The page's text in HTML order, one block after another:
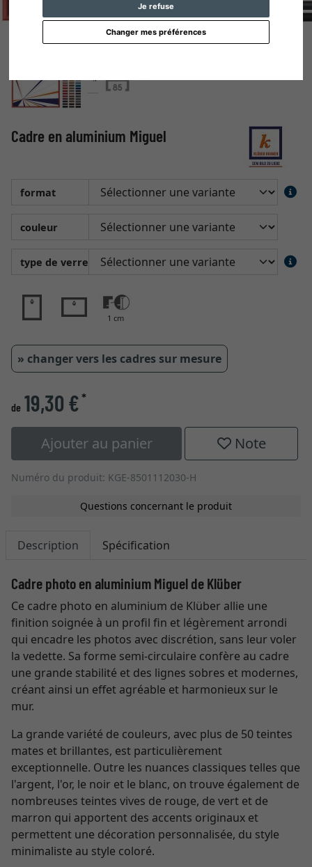
Je refuse
Changer mes préférences
Cadre en aluminium Miguel
format
couleur
type de verre
1 cm
» changer vers les cadres sur mesure
de 19,30 €*
Ajouter au panier Note
Numéro du produit: KGE-8501112030-H
Questions concernant le produit
Description Spécification
Cadre photo en aluminium Miguel de Klüber
Ce cadre photo en aluminium de Klüber allie une
finition soignée à un profil fin et légèrement arrondi
qui encadre les photos avec discrétion, sans leur voler
la vedette. Sa forme semi-circulaire confère au cadre
une grande stabilité et des lignes sobres et modernes,
créant ainsi un effet agréable et harmonieux sur le
mur.
La grande variété de couleurs, avec plus de 50 teintes
mates et brillantes, est particulièrement
exceptionnelle. Outre les nuances classiques telles que
l'argent, l'or, le noir et le blanc, on trouve également de
nombreuses teintes vives de rouge, de vert et de
marron qui apportent des accents originaux et
permettent une décoration personnalisée, du style
minimaliste au style coloré.